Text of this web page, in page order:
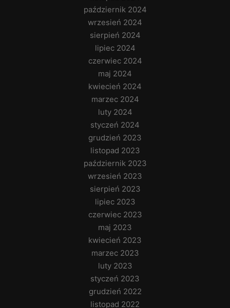
październik 2024
wrzesień 2024
sierpień 2024
lipiec 2024
czerwiec 2024
maj 2024
kwiecień 2024
marzec 2024
luty 2024
styczeń 2024
grudzień 2023
listopad 2023
październik 2023
wrzesień 2023
sierpień 2023
lipiec 2023
czerwiec 2023
maj 2023
kwiecień 2023
marzec 2023
luty 2023
styczeń 2023
grudzień 2022
listopad 2022